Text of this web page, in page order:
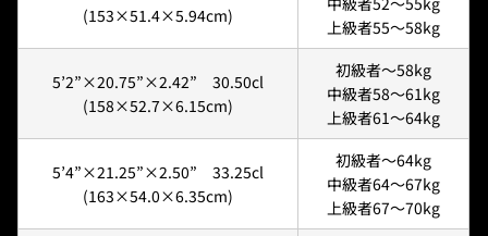
(153×51.4×5.94cm)
上級者55〜58kg
5’2”×20.75”×2.42” 30.50cl
(158×52.7×6.15cm)
初級者〜58kg
中級者58〜61kg
上級者61〜64kg
5’4”×21.25”×2.50” 33.25cl
(163×54.0×6.35cm)
初級者〜64kg
中級者64〜67kg
上級者67〜70kg